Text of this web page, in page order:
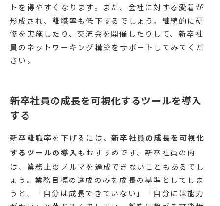
トを得やすくなります。また、会社に対する愛着が
形成され、離職率も低下するでしょう。継続的に研
修を実施したり、交流会を開催したりして、新卒社
員のネットワーキング構築をサポートしてみてくだ
さい。
新卒社員の成長を可視化するツールを導入
する
新卒離職率を下げるには、 新卒社員の成長を可視化
するツールの導入もおすすめです。新卒社員の内
は、業務上のノルマを達成できないこともあるでし
ょう。業務目標の達成のみを成長の基準としてしま
うと、「自分は成長できていない」「自分には能力